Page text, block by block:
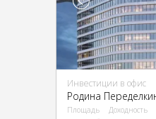
Инвестиции в офис
Родина
Площадь Доходность